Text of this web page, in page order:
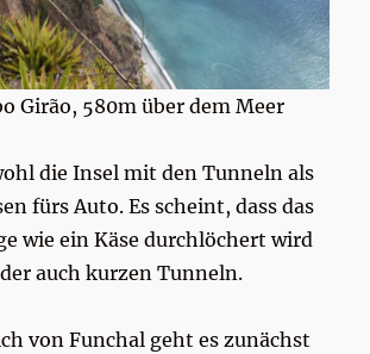
Girão, 580m über dem Meer
die Insel mit den Tunneln als
fürs Auto. Es scheint, dass das
wie ein Käse durchlöchert wird
auch kurzen Tunneln.
von Funchal geht es zunächst